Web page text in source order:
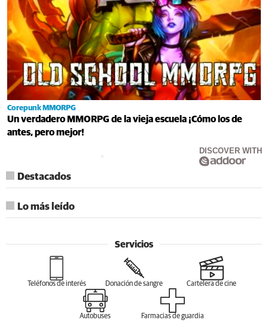
Corepunk MMORPG
Un verdadero MMORPG de la vieja escuela ¡Cómo los de
antes, pero mejor!
DISCOVER WITH
Destacados
Lo más leído
Servicios
Teléfonos de interés Donación de sangre Cartelera de cine
Autobuses Farmacias de guardia